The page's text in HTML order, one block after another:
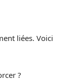
liées. Voici
?